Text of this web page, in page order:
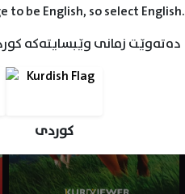
be English, so select English.
دەتەوێت زمانی وێبسایتەکە
کوردی